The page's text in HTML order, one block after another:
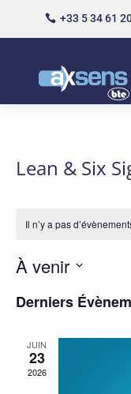
 +33 5 34 61
Lean & Six
Il n’y a pas
À venir
une
Derniers
JUIN
23
2026